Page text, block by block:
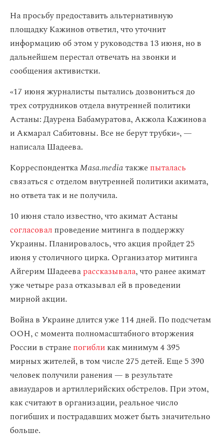
На просьбу предоставить альтернативную
площадку Кажинов ответил, что уточнит
информацию об этом у руководства 13 июня, но в
дальнейшем перестал отвечать на звонки и
сообщения активистки.
«17 июня журналисты пытались дозвониться до
трех сотрудников отдела внутренней политики
Астаны: Даурена Бабамуратова, Акжола Кажинова
и Акмарал Сабитовны. Все не берут трубки», —
написала Шадеева.
КорреспонденткаMasa.mediaтакжепыталась
связаться c отделом внутренней политики акимата,
но ответа так и не получила.
10 июня стало известно, что акимат Астаны
согласовал проведение митинга в поддержку
Украины. Планировалось, что акция пройдет 25
июня у столичного цирка. Организатор митинга
Айгерим Шадееварассказывала, что ранее акимат
уже четыре раза отказывал ей в проведении
мирной акции.
Война в Украине длится уже 114 дней. По подсчетам
ООН, с момента полномасштабного вторжения
России в странепогибликак минимум 4 395
мирных жителей, в том числе 275 детей. Еще 5 390
человек получили ранения — в результате
авиаударов и артиллерийских обстрелов. При этом,
как считают в организации, реальное число
погибших и пострадавших может быть значительно
больше.